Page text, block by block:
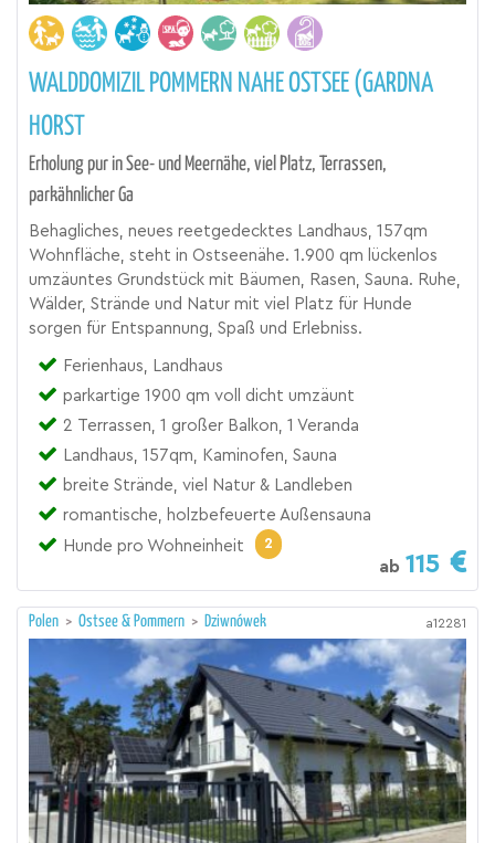
WALDDOMIZIL POMMERN NAHE OSTSEE (GARDNA
HORST
Erholung pur in See- und Meernähe, viel Platz, Terrassen,
parkähnlicher Ga
Behagliches, neues reetgedecktes Landhaus, 157qm
Wohnfläche, steht in Ostseenähe. 1.900 qm lückenlos
umzäuntes Grundstück mit Bäumen, Rasen, Sauna. Ruhe,
Wälder, Strände und Natur mit viel Platz für Hunde
sorgen für Entspannung, Spaß und Erlebniss.
Ferienhaus, Landhaus
parkartige 1900 qm voll dicht umzäunt
2 Terrassen, 1 großer Balkon, 1 Veranda
Landhaus, 157qm, Kaminofen, Sauna
breite Strände, viel Natur & Landleben
romantische, holzbefeuerte Außensauna
Hunde pro Wohneinheit
2
ab 115
Polen > Ostsee & Pommern > Dziwnówek a12281